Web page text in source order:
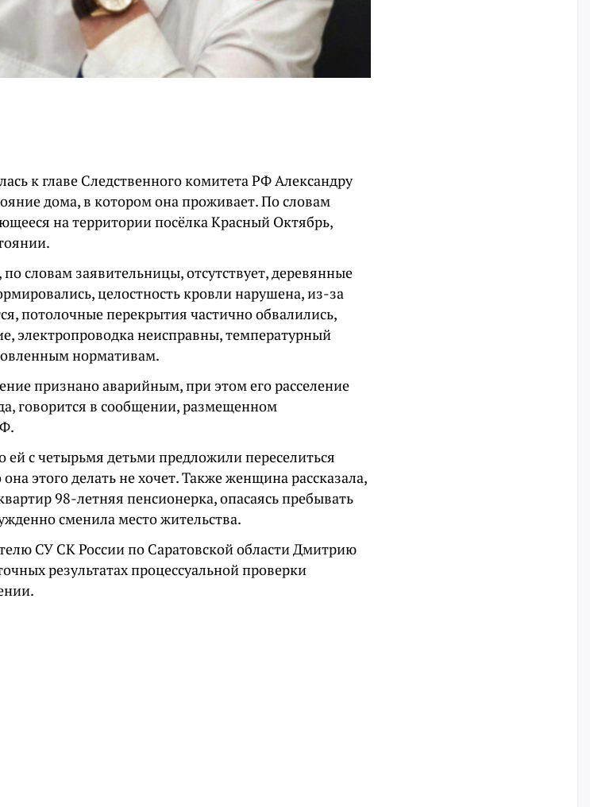
к главе Следственного комитета РФ Александру
дома, в котором она проживает. По словам
на территории посёлка Красный Октябрь,
словам заявительницы, отсутствует, деревянные
целостность кровли нарушена, из-за
потолочные перекрытия частично обвалились,
электропроводка неисправны, температурный
нормативам.
признано аварийным, при этом его расселение
говорится в сообщении, размещенном
ей с четырьмя детьми предложили переселиться
этого делать не хочет. Также женщина рассказала,
98-летняя пенсионерка, опасаясь пребывать
сменила место жительства.
СУ СК России по Саратовской области Дмитрию
результатах процессуальной проверки